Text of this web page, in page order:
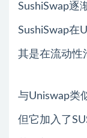
SushiSwap逐
SushiSwap在
其是在流动性
与Uniswap类
但它加入了